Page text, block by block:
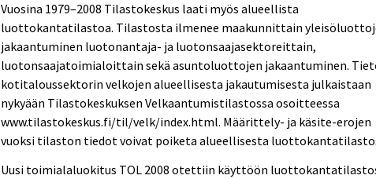
Vuosina 1979–2008 Tilastokeskus laati myös alueellista
luottokantatilastoa. Tilastosta ilmenee maakunnittain
jakaantuminen luotonantaja- ja luotonsaajasektoreittain,
luotonsaajatoimialoittain sekä asuntoluottojen jakaantuminen.
kotitaloussektorin velkojen alueellisesta jakautumisesta julkaistaan
nykyään Tilastokeskuksen Velkaantumistilastossa osoitteessa
www.tilastokeskus.fi/til/velk/index.html. Määrittely- ja käsite-erojen
vuoksi tilaston tiedot voivat poiketa alueellisesta
Uusi toimialaluokitus TOL 2008 otettiin käyttöön